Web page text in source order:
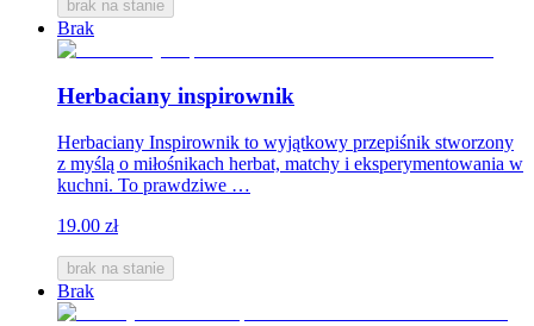
brak na stanie
Brak
Herbaciany inspirownik
Herbaciany Inspirownik to wyjątkowy przepiśnik stworzony
z myślą o miłośnikach herbat, matchy i eksperymentowania w
kuchni. To prawdziwe …
19.00 zł
brak na stanie
Brak